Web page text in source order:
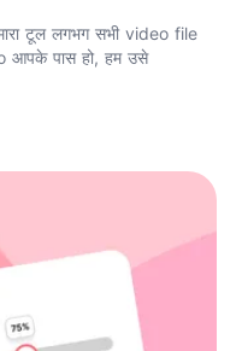
टूल लगभग सभी video file
आपके पास हो, हम उसे